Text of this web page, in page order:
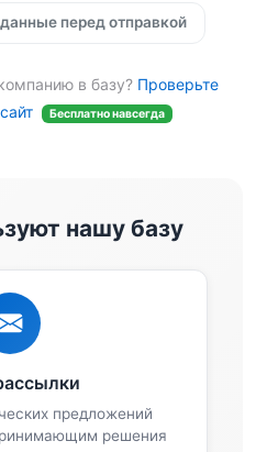
перед отправкой
в базу? Проверьте
Бесплатно навсегда
нашу базу
предложений
решения